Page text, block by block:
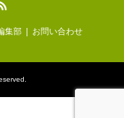
集部 お問い合わせ